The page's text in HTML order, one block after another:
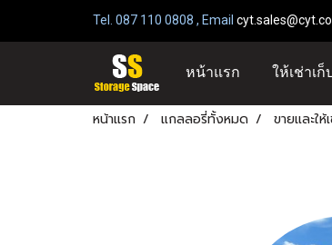
Tel. 087 110 0808 , Email
หน้าแรก ให้เช่าเก็
หน้าแรก แกลลอรี่ทั้งหมด ขายและใ